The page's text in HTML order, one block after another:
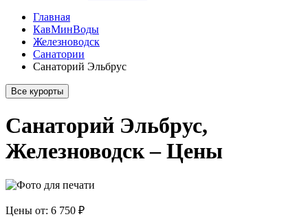
Главная
КавМинВоды
Железноводск
Санатории
Санаторий Эльбрус
Все курорты
Санаторий Эльбрус,
Железноводск – Цены
Цены от: 6 750 ₽